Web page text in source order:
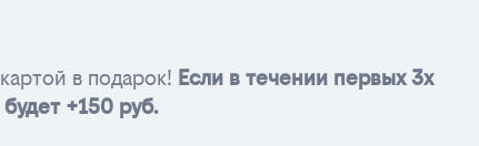
в подарок! Если в течении первых 3х
+150 руб.